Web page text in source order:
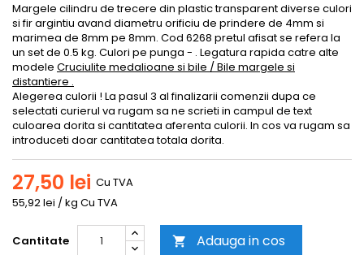
Margele cilindru de trecere din plastic transparent diverse culori
si fir argintiu avand diametru orificiu de prindere de 4mm si
marimea de 8mm pe 8mm. Cod 6268 pretul afisat se refera la
un set de 0.5 kg. Culori pe punga - . Legatura rapida catre alte
modele Cruciulite medalioane si bile / Bile margele si
distantiere .
Alegerea culorii ! La pasul 3 al finalizarii comenzii dupa ce
selectati curierul va rugam sa ne scrieti in campul de text
culoarea dorita si cantitatea aferenta culorii. In cos va rugam sa
introduceti doar cantitatea totala dorita.
27,50 lei Cu TVA
55,92 lei / kg Cu TVA
Cantitate  Adauga in cos